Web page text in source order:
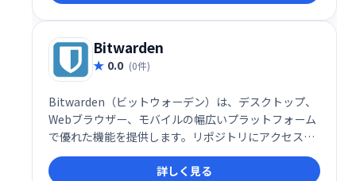
Bitwarden
0.0 (0件)
Bitwarden（ビットウォーデン）は、デスクトップ、
Webブラウザー、モバイルの幅広いプラットフォーム
で優れた機能を提供します。リポジトリにアクセスし
てコード化するためのコマンドラインインターフェイ
ス（CLI）ツールが含まれています。
詳しく見る